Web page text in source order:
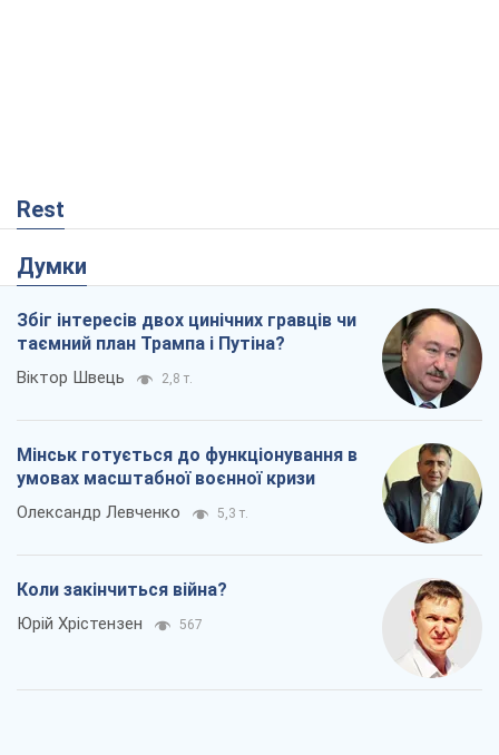
Rest
Думки
Збіг інтересів двох цинічних гравців чи
таємний план Трампа і Путіна?
Віктор Швець 2,8 т.
Мінськ готується до функціонування в
умовах масштабної воєнної кризи
Олександр Левченко 5,3 т.
Коли закінчиться війна?
Юрій Хрістензен 567